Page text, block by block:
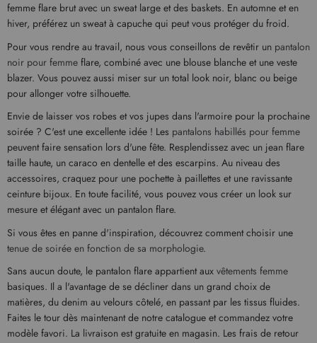
femme flare brut avec un sweat large et des baskets. En automne et en
hiver, préférez un sweat à capuche qui peut vous protéger du froid.
Pour vous rendre au travail, nous vous conseillons de revêtir un pantalon
noir pour femme flare, combiné avec une blouse blanche et une veste
blazer. Vous pouvez aussi miser sur un total look noir, blanc ou beige
pour allonger votre silhouette.
Envie de laisser vos robes et vos jupes dans l'armoire pour la prochaine
soirée ? C'est une excellente idée ! Les pantalons habillés pour femme
peuvent faire sensation lors d'une fête. Resplendissez avec un jean flare
taille haute, un caraco en dentelle et des escarpins. Au niveau des
accessoires, craquez pour une pochette à paillettes et une ravissante
ceinture bijoux. En toute facilité, vous pouvez vous créer un look sur
mesure et élégant avec un pantalon flare.
Si vous êtes en panne d'inspiration, découvrez comment choisir une
tenue de soirée en fonction de sa morphologie.
Sans aucun doute, le pantalon flare appartient aux vêtements femme
basiques. Il a l'avantage de se décliner dans un grand choix de
matières, du denim au velours côtelé, en passant par les tissus fluides.
Faites le tour dès maintenant de notre catalogue et commandez votre
modèle favori. La livraison est gratuite en magasin. Les frais de retour